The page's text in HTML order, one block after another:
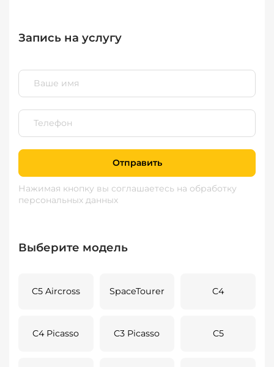
Запись на услугу
Отправить
Нажимая кнопку вы соглашаетесь на обработку
персональных данных
Выберите модель
C5 Aircross SpaceTourer C4
C4 Picasso C3 Picasso C5